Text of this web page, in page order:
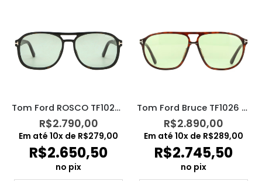
Tom Ford ROSCO TF1022 52N
R$2.790,00
Em até 10x de R$279,00
R$2.650,50
no pix
Tom Ford Bruce TF1026 54N
R$2.890,00
Em até 10x de R$289,00
R$2.745,50
no pix